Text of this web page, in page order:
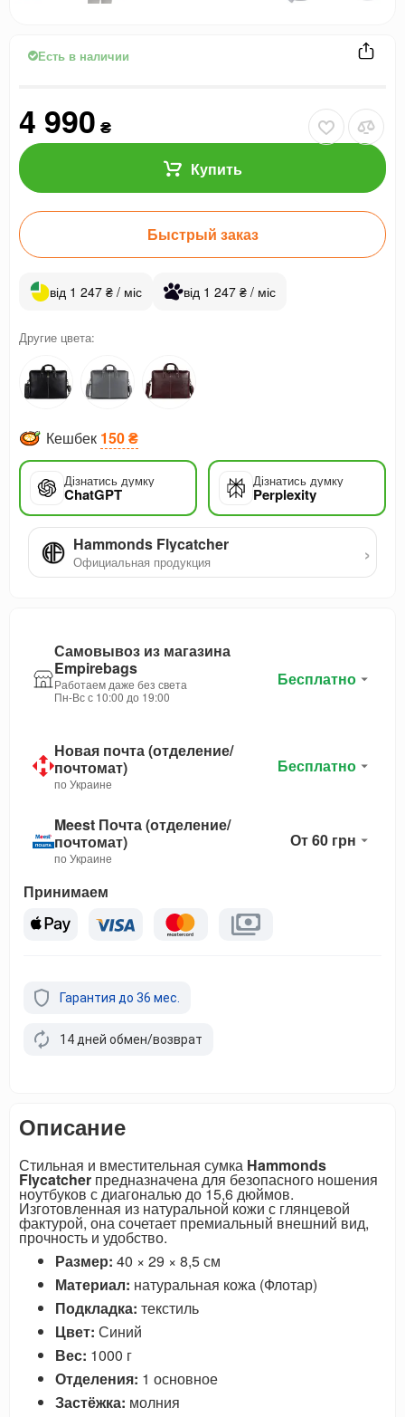
Есть в наличии
4 990 ₴
Купить
Быстрый заказ
від 1 247 ₴ / міс від 1 247 ₴ / міс
Другие цвета:
Кешбек 150 ₴
Дізнатись думку
ChatGPT
Дізнатись думку
Perplexity
Hammonds Flycatcher
Официальная продукция ›
Самовывоз из магазина
Empirebags
Работаем даже без света
Пн-Вс с 10:00 до 19:00
Бесплатно
Новая почта (отделение/
почтомат)
по Украине
Бесплатно
Meest Почта (отделение/
почтомат)
по Украине
От 60 грн
Принимаем
Гарантия до 36 мес.
14 дней обмен/возврат
Описание
Стильная и вместительная сумка Hammonds
Flycatcher предназначена для безопасного ношения
ноутбуков с диагональю до 15,6 дюймов.
Изготовленная из натуральной кожи с глянцевой
фактурой, она сочетает премиальный внешний вид,
прочность и удобство.
Размер: 40 × 29 × 8,5 см
Материал: натуральная кожа (Флотар)
Подкладка: текстиль
Цвет: Синий
Вес: 1000 г
Отделения: 1 основное
Застёжка: молния